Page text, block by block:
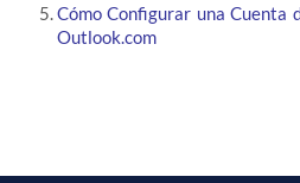
Cómo Configurar una Cuenta
Outlook.com